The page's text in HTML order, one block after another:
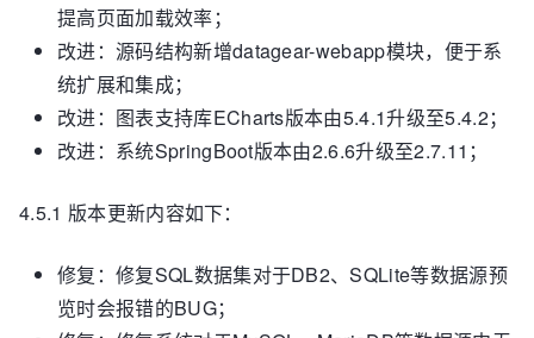
提高页面加载效率；
改进：源码结构新增datagear-webapp模块，便于系
统扩展和集成；
改进：图表支持库ECharts版本由5.4.1升级至5.4.2；
改进：系统SpringBoot版本由2.6.6升级至2.7.11；
4.5.1 版本更新内容如下：
修复：修复SQL数据集对于DB2、SQLite等数据源预
览时会报错的BUG；